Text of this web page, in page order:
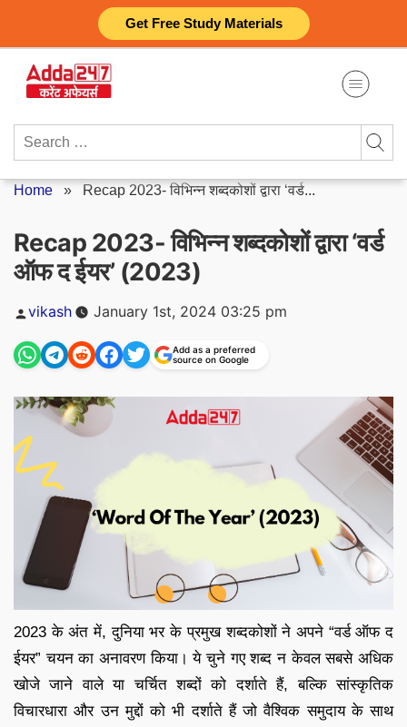
Get Free Study Materials
content
Search
Home » Recap 2023- विभिन्न शब्दकोशों द्वारा ‘वर्ड...
Recap 2023- विभिन्न शब्दकोशों द्वारा ‘वर्ड
ऑफ द ईयर’ (2023)
Posted
vikash January 1st, 2024 03:25 pm
Add as a preferred
source on Google
2023 के अंत में, दुनिया भर के प्रमुख शब्दकोशों ने अपने “वर्ड ऑफ द
ईयर” चयन का अनावरण किया। ये चुने गए शब्द न केवल सबसे अधिक
खोजे जाने वाले या चर्चित शब्दों को दर्शाते हैं, बल्कि सांस्कृतिक
विचारधारा और उन मुद्दों को भी दर्शाते हैं जो वैश्विक समुदाय के साथ